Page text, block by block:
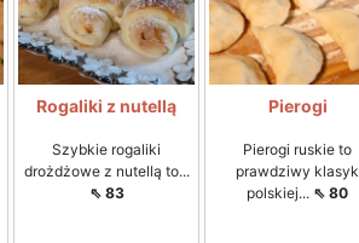
Rogaliki z nutellą
Szybkie rogaliki
drożdżowe z nutellą to...
⇖ 83
Pierogi
Pierogi ruskie to
prawdziwy klasyk
polskiej... ⇖ 80